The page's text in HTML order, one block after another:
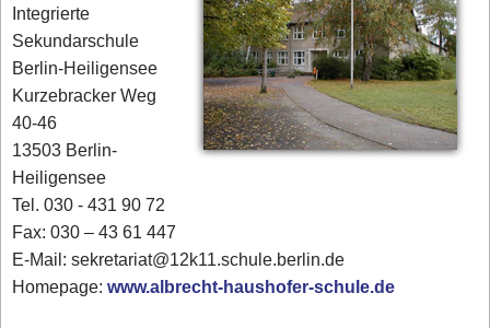
Integrierte
Sekundarschule
Berlin-Heiligensee
Kurzebracker Weg
40-46
13503 Berlin-
Heiligensee
Tel. 030 - 431 90 72‎
Fax: 030 – 43 61 447
E-Mail: sekretariat@12k11.schule.berlin.de
Homepage:www.albrecht-haushofer-schule.de